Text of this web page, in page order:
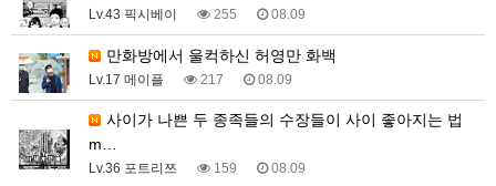
Lv.43 픽시베이 255 08.09
만화방에서 울컥하신 허영만 화백
Lv.17 메이플 217 08.09
m…
Lv.36 포트리쯔 159 08.09